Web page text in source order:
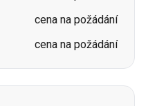
cena na požádání
cena na požádání